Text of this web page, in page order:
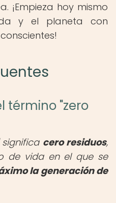
¡Empieza hoy mismo
y el planeta con
término "zero
significa cero residuos,
de vida en el que se
la generación de